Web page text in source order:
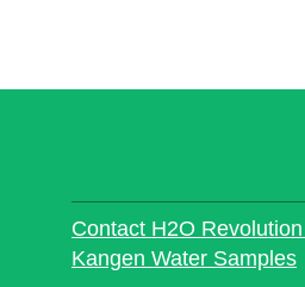
Contact H2O
Kangen Water Samples